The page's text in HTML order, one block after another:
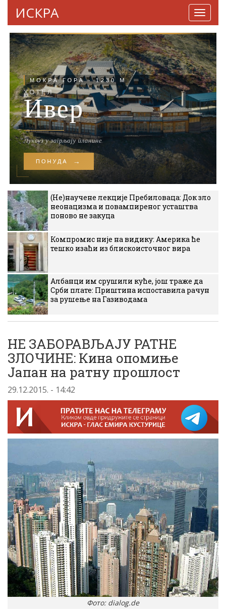
ИСКРА
(Не)научене лекције Пребиловаца: Док зло
неонацизма и повампиреног усташтва
поново не закуца
Компромис није на видику: Америка ће
тешко изаћи из блискоисточног вира
Албанци им срушили куће, још траже да
Срби плате: Приштина испоставила рачун
за рушење на Газиводама
НЕ ЗАБОРАВЉАЈУ РАТНЕ
ЗЛОЧИНЕ: Кина опомиње
Јапан на ратну прошлост
29.12.2015. - 14:42
Фото: dialog.de